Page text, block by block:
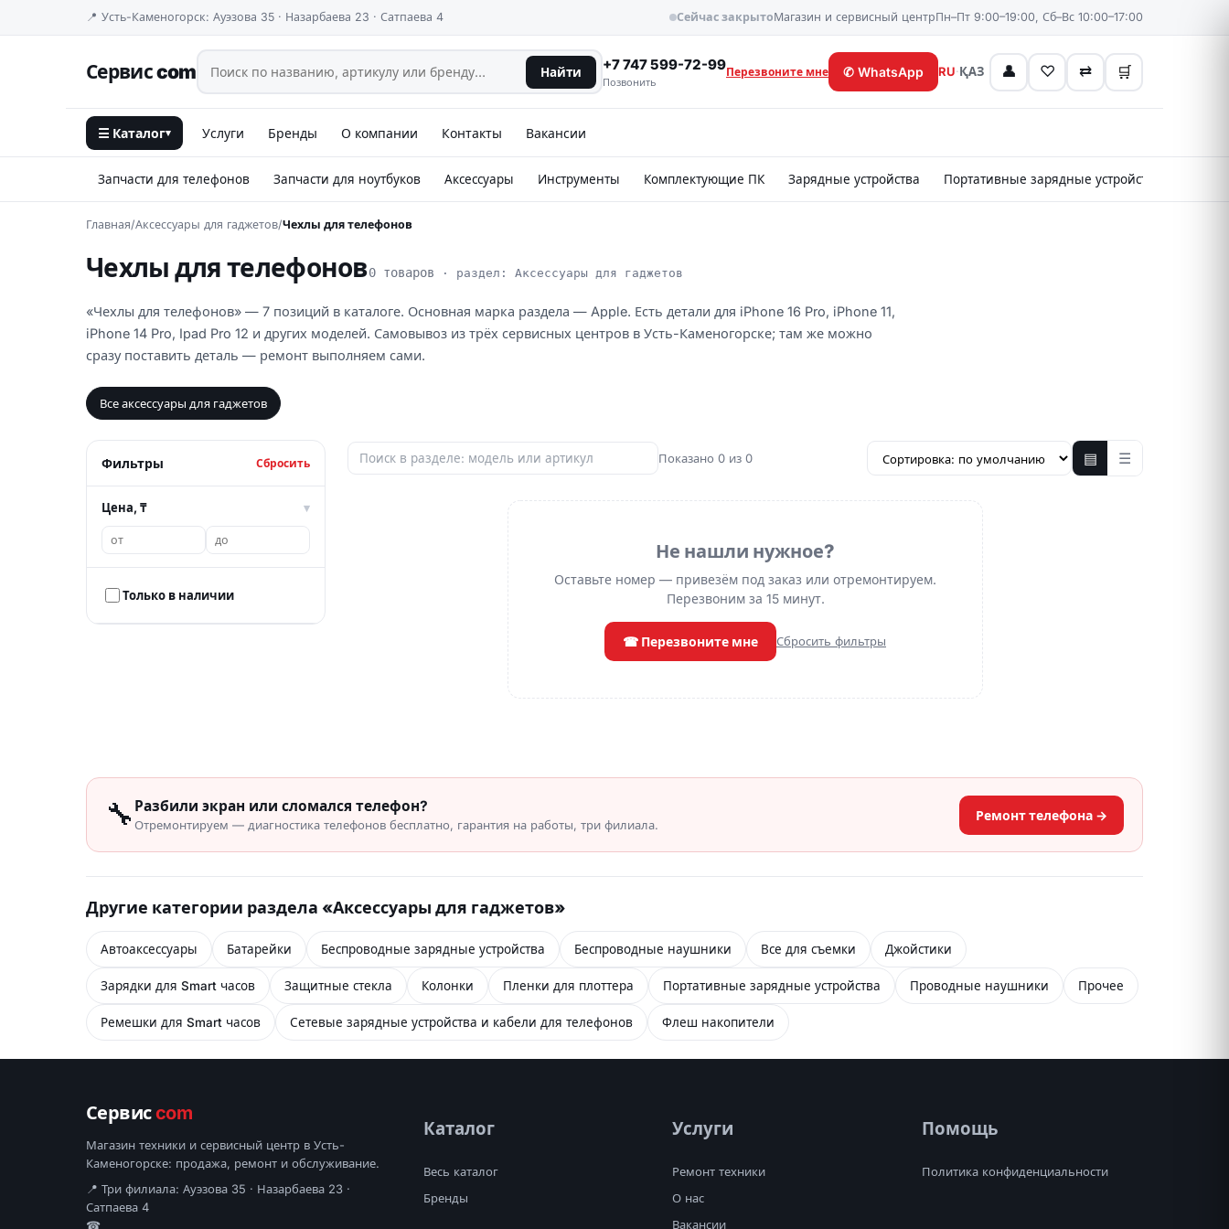
📍 Усть-Каменогорск: Ауэзова 35 · Назарбаева 23 · Сатпаева 4 Сейчас закрытоМагазин и сервисный центрПн–Пт 9:00–19:00, Сб–Вс 10:00–17:00
Сервис com Найти +7 747 599-72-99
Позвонить
Перезвоните мне ✆ WhatsApp RU·ҚАЗ 👤 ♡ ⇄ 🛒
☰ Каталог▾ Услуги Бренды О компании Контакты Вакансии
Запчасти для телефонов Запчасти для ноутбуков Аксессуары Инструменты Комплектующие ПК Зарядные устройства Портативные зарядные устройства
Главная/Аксессуары для гаджетов/Чехлы для телефонов
Чехлы для телефонов0 товаров · раздел: Аксессуары для гаджетов
«Чехлы для телефонов» — 7 позиций в каталоге. Основная марка раздела — Apple. Есть детали для iPhone 16 Pro, iPhone 11,
iPhone 14 Pro, Ipad Pro 12 и других моделей. Самовывоз из трёх сервисных центров в Усть-Каменогорске; там же можно
сразу поставить деталь — ремонт выполняем сами.
Все аксессуары для гаджетов
Фильтры Сбросить
Цена, ₸ ▾
Только в наличии
Показано 0 из 0 ▤ ☰
Не нашли нужное?
Оставьте номер — привезём под заказ или отремонтируем.
Перезвоним за 15 минут.
☎ Перезвоните мне Сбросить фильтры
🔧 Разбили экран или сломался телефон?
Отремонтируем — диагностика телефонов бесплатно, гарантия на работы, три филиала.
Ремонт телефона →
Другие категории раздела «Аксессуары для гаджетов»
Автоаксессуары Батарейки Беспроводные зарядные устройства Беспроводные наушники Все для съемки Джойстики
Зарядки для Smart часов Защитные стекла Колонки Пленки для плоттера Портативные зарядные устройства Проводные наушники Прочее
Ремешки для Smart часов Сетевые зарядные устройства и кабели для телефонов Флеш накопители
Сервисcom
Магазин техники и сервисный центр в Усть-
Каменогорске: продажа, ремонт и обслуживание.
📍 Три филиала: Ауэзова 35 · Назарбаева 23 ·
Сатпаева 4
☎
Каталог
Весь каталог
Бренды
Услуги
Ремонт техники
О нас
Вакансии
Помощь
Политика конфиденциальности